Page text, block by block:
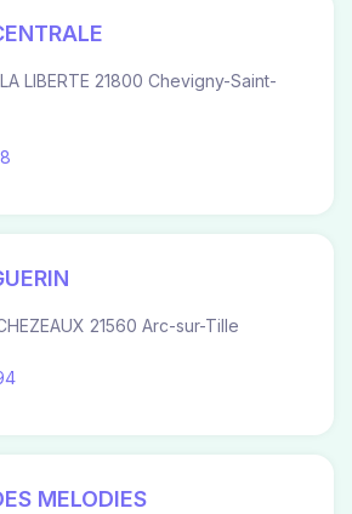
LIBERTE 21800 Chevigny-Saint-
21560 Arc-sur-Tille
MELODIES